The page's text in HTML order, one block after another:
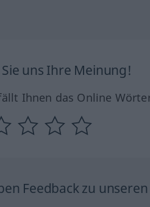
uns Ihre Meinung!
Ihnen das Online
Feedback zu